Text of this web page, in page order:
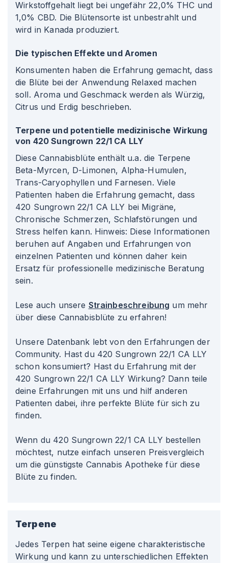
Wirkstoffgehalt liegt bei ungefähr 22,0% THC und
1,0% CBD. Die Blütensorte ist unbestrahlt und
wird in Kanada produziert.
Die typischen Effekte und Aromen
Konsumenten haben die Erfahrung gemacht, dass
die Blüte bei der Anwendung Relaxed machen
soll. Aroma und Geschmack werden als Würzig,
Citrus und Erdig beschrieben.
Terpene und potentielle medizinische Wirkung
von 420 Sungrown 22/1 CA LLY
Diese Cannabisblüte enthält u.a. die Terpene
Beta-Myrcen, D-Limonen, Alpha-Humulen,
Trans-Caryophyllen und Farnesen. Viele
Patienten haben die Erfahrung gemacht, dass
420 Sungrown 22/1 CA LLY bei Migräne,
Chronische Schmerzen, Schlafstörungen und
Stress helfen kann. Hinweis: Diese Informationen
beruhen auf Angaben und Erfahrungen von
einzelnen Patienten und können daher kein
Ersatz für professionelle medizinische Beratung
sein.
Lese auch unsere Strainbeschreibung um mehr
über diese Cannabisblüte zu erfahren!
Unsere Datenbank lebt von den Erfahrungen der
Community. Hast du 420 Sungrown 22/1 CA LLY
schon konsumiert? Hast du Erfahrung mit der
420 Sungrown 22/1 CA LLY Wirkung? Dann teile
deine Erfahrungen mit uns und hilf anderen
Patienten dabei, ihre perfekte Blüte für sich zu
finden.
Wenn du 420 Sungrown 22/1 CA LLY bestellen
möchtest, nutze einfach unseren Preisvergleich
um die günstigste Cannabis Apotheke für diese
Blüte zu finden.
Terpene
Jedes Terpen hat seine eigene charakteristische
Wirkung und kann zu unterschiedlichen Effekten